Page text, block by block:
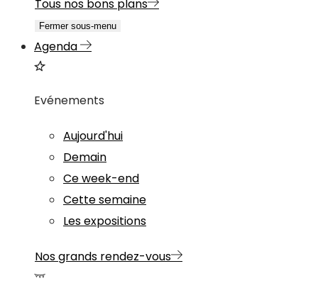
Tous nos bons plans
Fermer sous-menu
Agenda
Evénements
Aujourd'hui
Demain
Ce week-end
Cette semaine
Les expositions
Nos grands rendez-vous